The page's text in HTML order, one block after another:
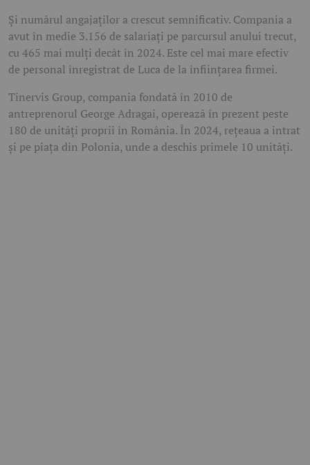
Și numărul angajaților a crescut semnificativ. Compania a
avut în medie 3.156 de salariați pe parcursul anului trecut,
cu 465 mai mulți decât în 2024. Este cel mai mare efectiv
de personal înregistrat de Luca de la înființarea firmei.
Tinervis Group, compania fondată în 2010 de
antreprenorul George Adragai, operează în prezent peste
180 de unități proprii în România. În 2024, rețeaua a intrat
și pe piața din Polonia, unde a deschis primele 10 unități.